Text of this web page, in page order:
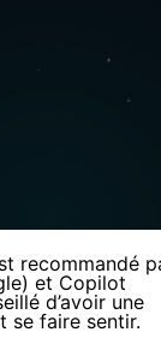
recommandé
et Copilot
d’avoir une
se faire sentir.